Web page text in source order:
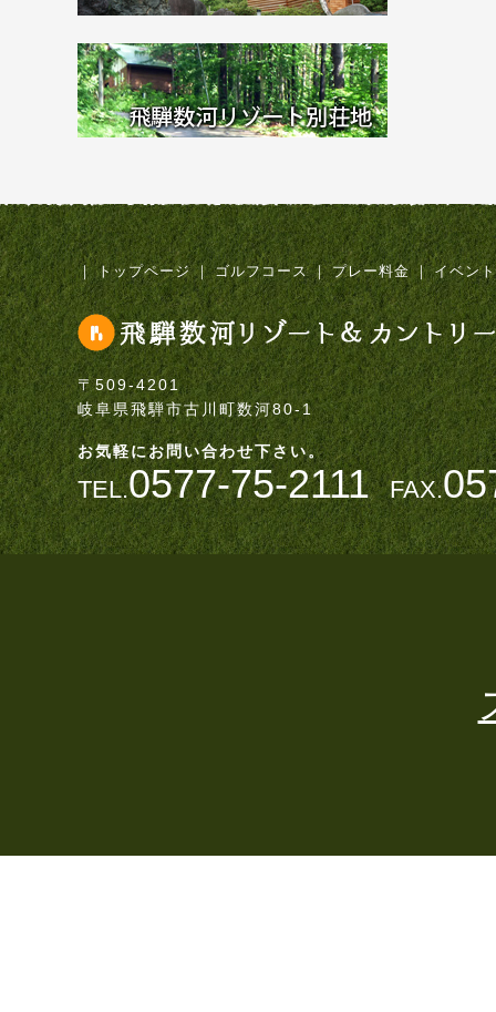
｜ トップページ ｜ ゴルフコース ｜ プレー料金 ｜ イベン
〒509-4201
岐阜県飛騨市古川町数河80-1
お気軽にお問い合わせ下さい。
TEL.0577-75-2111 FAX.